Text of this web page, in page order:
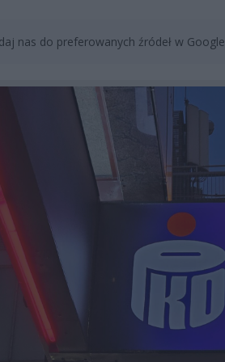
nas do preferowanych źródeł w Google